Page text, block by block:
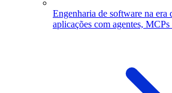
Engenharia de software na era
aplicações com agentes,